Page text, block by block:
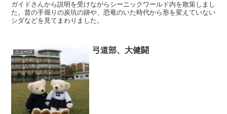
ガイドさんから説明を受けながらシーニックワールド内を散策しまし
た。昔の手堀りの炭坑の跡や、恐竜のいた時代から形を変えていない
シダなどを見てまわりました。
ニュース 弓道部、大健闘